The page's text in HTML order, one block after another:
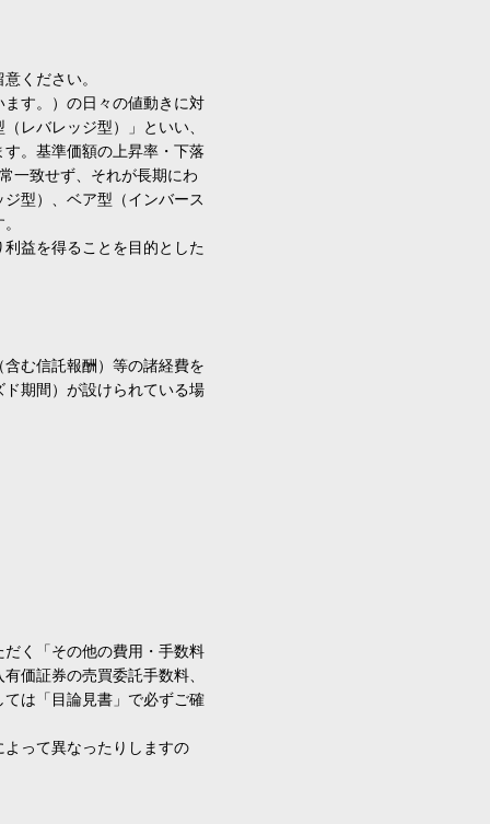
ください。
す。）の日々の値動きに対
レバレッジ型）」といい、
。基準価額の上昇率・下落
一致せず、それが長期にわ
型）、ベア型（インバース
益を得ることを目的とした
む信託報酬）等の諸経費を
期間）が設けられている場
く「その他の費用・手数料
価証券の売買委託手数料、
は「目論見書」で必ずご確
って異なったりしますの